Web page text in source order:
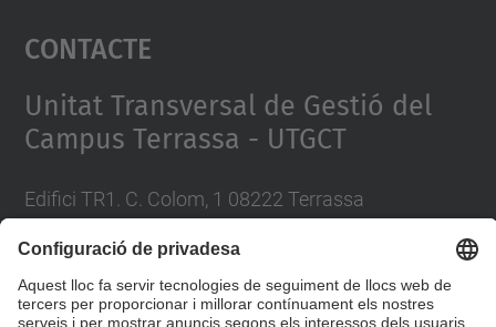
powered by
Contacte
Unitat Transversal de Gestió del
Campus Terrassa - UTGCT
Edifici TR1. C. Colom, 1 08222 Terrassa
Telèfon 93 739 8102 / 93 739 8200
A/erecursosiserveis.utgct@upc.edu